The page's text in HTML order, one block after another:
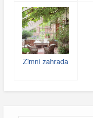
Zimní zahrada